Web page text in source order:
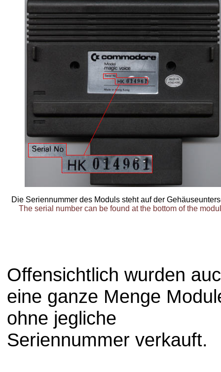
Die Seriennummer des Moduls steht auf der
The serial number can be found at the bottom of the
Offensichtlich wurden
eine ganze Menge
ohne jegliche
Seriennummer verkauft.